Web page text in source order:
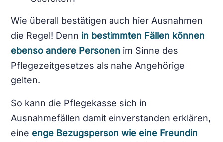
Wie überall bestätigen auch hier Ausnahmen
die Regel! Denn in bestimmten Fällen können
ebenso andere Personen im Sinne des
Pflegezeitgesetzes als nahe Angehörige
gelten.
So kann die Pflegekasse sich in
Ausnahmefällen damit einverstanden erklären,
eine enge Bezugsperson wie eine Freundin